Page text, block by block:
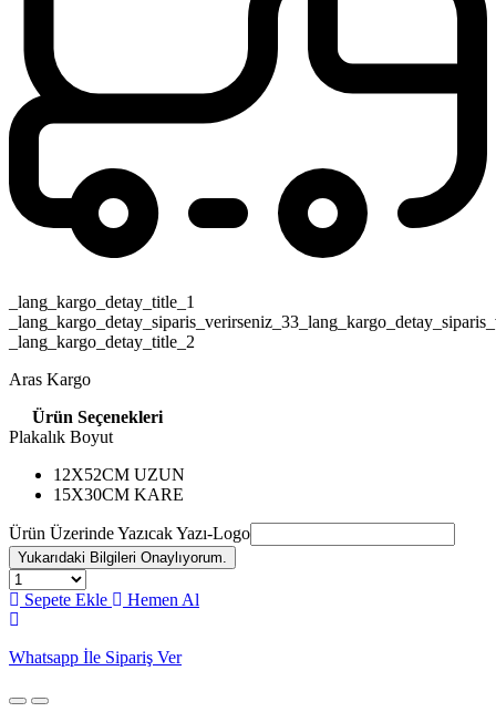
_lang_kargo_detay_title_1
_lang_kargo_detay_title_2
Aras Kargo
Ürün Seçenekleri
Plakalık Boyut
12X52CM UZUN
15X30CM KARE
Ürün Üzerinde Yazıcak Yazı-Logo
Yukarıdaki Bilgileri Onaylıyorum.
Sepete Ekle Hemen Al
Whatsapp İle Sipariş Ver